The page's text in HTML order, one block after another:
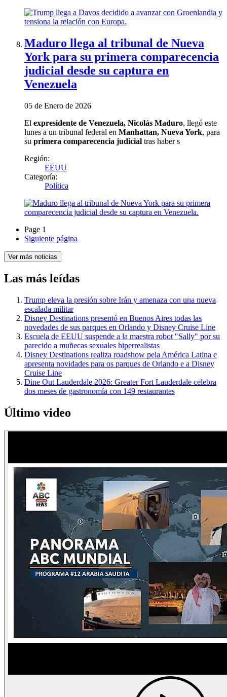
Maduro llega al tribunal de Nueva
York para su primera comparecencia
judicial desde su captura en
Venezuela
05 de Enero de 2026
El expresidente de Venezuela, Nicolás Maduro, llegó este
lunes a un tribunal federal en Manhattan, Nueva York, para
su primera comparecencia judicial tras haber s
Región:
EEUU
Categoría:
Política
Page 1
Siguiente página
Ver más noticias
Las más leídas
Trump eleva la presión sobre Irán y amenaza con una nueva
escalada militar
Disney Destinations presentó en Buenos Aires todas las
novedades de sus parques en Orlando y Disney Cruise Line
Escuela de EEUU suspende a la maestra robot "Sally" por su
parecido a muñecas sexuales hiperrealistas
Disney Destinations realiza roadshow pela América Latina e
apresenta novidades para os parques de Orlando e a Disney
Cruise Line
Dine Out Lauderdale 2026: Greater Fort Lauderdale celebra
dos meses de gastronomía con 149 restaurantes
Último video